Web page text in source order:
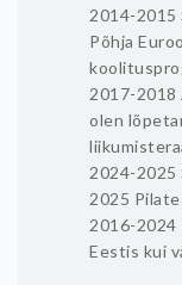
2014-
Põhja
2017-2018
olen
2024-2025
2025
2016-
Eestis kui